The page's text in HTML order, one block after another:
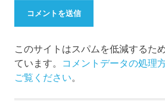
このサイトはスパムを低減するた
ています。 コメントデータの処理
ご覧ください。